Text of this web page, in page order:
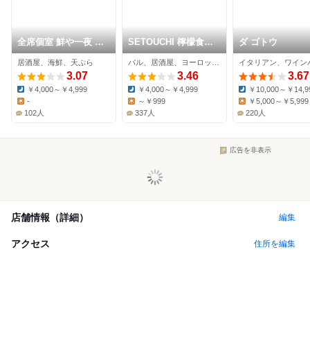
全席個室 鮮や一夜 八
重洲店
居酒屋、海鮮、天ぷら
3.07
Dinner:
￥4,000～￥4,999
-
102人
SETOUCHI 檸檬食堂
神田店
3.46
Dinner:
￥4,000～￥4,999
～￥999
337人
ダ ゴトウ
3.67
Dinner:
￥10,000～￥
￥5,000～￥5,999
220人
広告を非表示
店舗情報（詳細） 編集
アクセス 住所を編集